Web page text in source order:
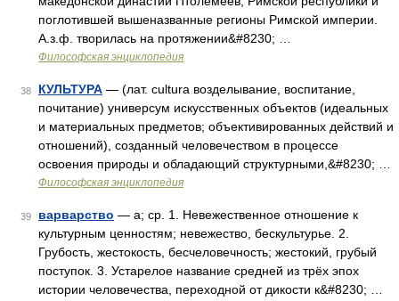
поглотившей вышеназванные регионы Римской империи.
А.з.ф. творилась на протяжении&#8230; …
Философская энциклопедия
38 КУЛЬТУРА — (лат. cultura возделывание, воспитание,
почитание) универсум искусственных объектов (идеальных
и материальных предметов; объективированных действий и
отношений), созданный человечеством в процессе
освоения природы и обладающий структурными,&#8230; …
Философская энциклопедия
39 варварство — а; ср. 1. Невежественное отношение к
культурным ценностям; невежество, бескультурье. 2.
Грубость, жестокость, бесчеловечность; жестокий, грубый
поступок. 3. Устарелое название средней из трёх эпох
истории человечества, переходной от дикости к&#8230; …